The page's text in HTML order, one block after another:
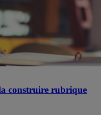
construire rubrique